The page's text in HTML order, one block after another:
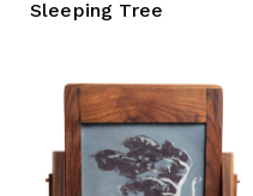
Sleeping Tree